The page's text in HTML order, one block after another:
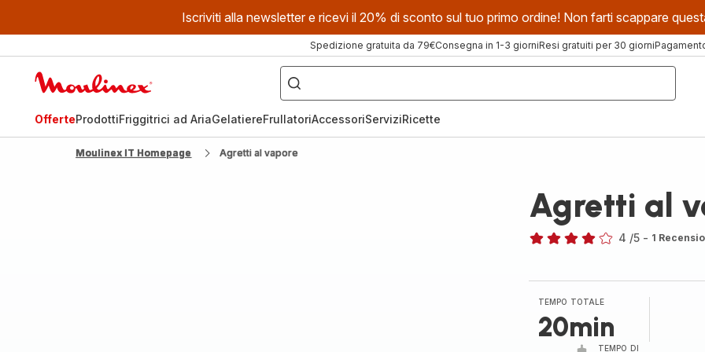
Iscriviti alla newsletter e ricevi il 20% di sconto sul tuo primo ordine! Non farti scappare
Spedizione gratuita da 79€Consegna in 1-3 giorniResi gratuiti per 30 giorni
Cosa
stai
cercando?
OfferteProdottiFriggitrici ad AriaGelatiereFrullatoriAccessoriServiziRicette
Moulinex IT Homepage Agretti al vapore
Agretti al
quattro
stelle
(media)
4 /5 - 1
TEMPO TOTALE
20min
TEMPO DI